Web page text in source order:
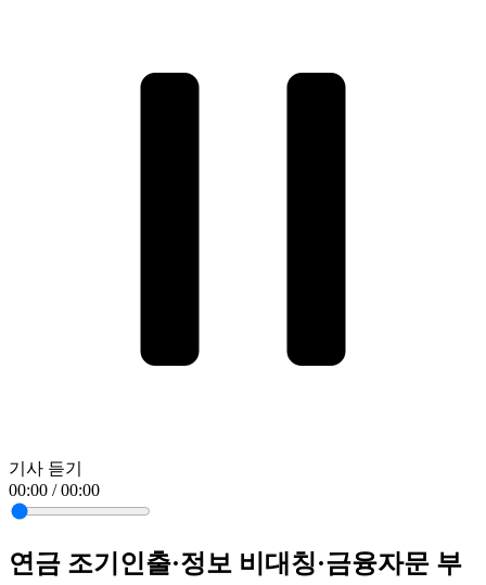
기사 듣기
00:00 / 00:00
연금 조기인출·정보 비대칭·금융자문 부